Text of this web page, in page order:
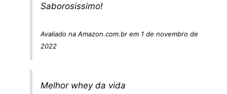
Saborosissimo!
Avaliado na Amazon.com.br em 1 de novembro de
2022
Melhor whey da vida